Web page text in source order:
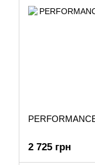
2 725 грн